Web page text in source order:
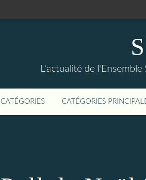
L'actualité de
CATÉGORIES CATÉGORIES